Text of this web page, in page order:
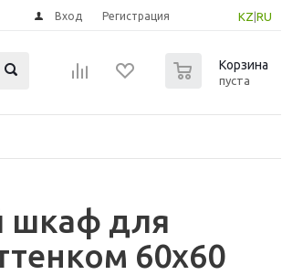
KZ RU
Вход Регистрация
Корзина
пуста
шкаф для
60x60